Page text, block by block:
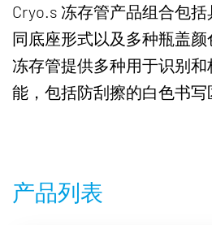
Cryo.s 冻存管产品组合包
同底座形式以及多种瓶盖
冻存管提供多种用于识别
能，包括防刮擦的白色书写
产品列表